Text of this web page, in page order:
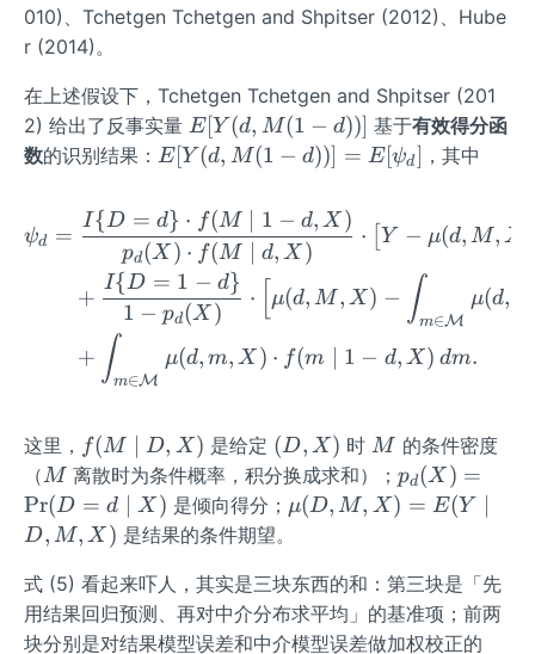
x)
010)、Tchetgen Tchetgen and Shpitser (2012)、Hube
r (2014)。
在上述假设下，Tchetgen Tchetgen and Shpitser (201
2) 给出了反事实量 E
[Y
M
(1-
d))]
E [Y (d, M(1 − d))] 基于有效得分函
数的识别结果： E
(d,
M
(1-
d))]
=E
[\p
si_
E [Y (d, M(1 − d))] = E [ψd] ，其中
\begin{aligned} \psi_d
ψd =
pd(X ) ⋅ f(M ∣ d, X )
I{D = d} ⋅ f(M 1 − d, X )
⋅ Y − μ(d, M, X
+
1 − pd(X )
I{D = 1 − d}
⋅ [μ(d, M , X ) − ∫m∈ M
μ(d,
+ ∫m∈ M
μ(d, m, X ) ⋅ f(m 1 − d, X ) dm.
这里， f
(M
\m
id
D,
X)
f(M D, X ) 是给定 (D,
X)
(D, X ) 时M
M 的条件密度
（ M
M 离散时为条件概率，积分换成求和）；p_
d
\P
r
(D
pd(X ) =
Pr(D = d X ) 是倾向得分； \m
M,
X)
=
μ(D, M, X ) = E(Y
D, M, X ) 是结果的条件期望。
式 (5) 看起来吓人，其实是三块东西的和：第三块是「先
用结果回归预测、再对中介分布求平均」的基准项；前两
块分别是对结果模型误差和中介模型误差做加权校正的